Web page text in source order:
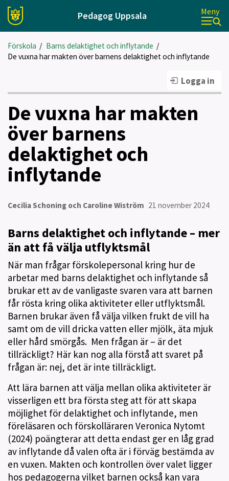
Pedagog Uppsala Meny
Förskola / Barns delaktighet och inflytande /
De vuxna har makten över barnens delaktighet och inflytande
Logga in
De vuxna har makten
över barnens
delaktighet och
inflytande
Cecilia Schoning och Caroline Wiström 21 november 2024
Barns delaktighet och inflytande– mer
än att få välja utflyktsmål
När man frågar förskolepersonal kring hur de
arbetar med barns delaktighet och inflytande så
brukar ett av de vanligaste svaren vara att barnen
får rösta kring olika aktiviteter eller utflyktsmål.
Barnen brukar även få välja vilken frukt de vill ha
samt om de vill dricka vatten eller mjölk, äta mjuk
eller hård smörgås. Men frågan är – är det
tillräckligt? Här kan nog alla förstå att svaret på
frågan är: nej, det är inte tillräckligt.
Att lära barnen att välja mellan olika aktiviteter är
visserligen ett bra första steg att för att skapa
möjlighet för delaktighet och inflytande, men
föreläsaren och förskolläraren Veronica Nytomt
(2024) poängterar att detta endast ger en låg grad
av inflytande då valen ofta är i förväg bestämda av
en vuxen. Makten och kontrollen över valet ligger
hos pedagogerna vilket barnen också kan vara